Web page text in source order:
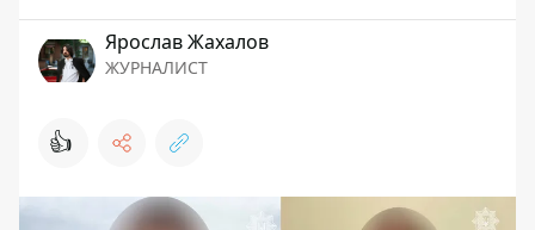
Ярослав Жахалов
ЖУРНАЛИСТ
👍